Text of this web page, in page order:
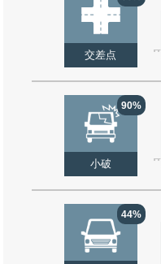
交差点
90%
小破
44%